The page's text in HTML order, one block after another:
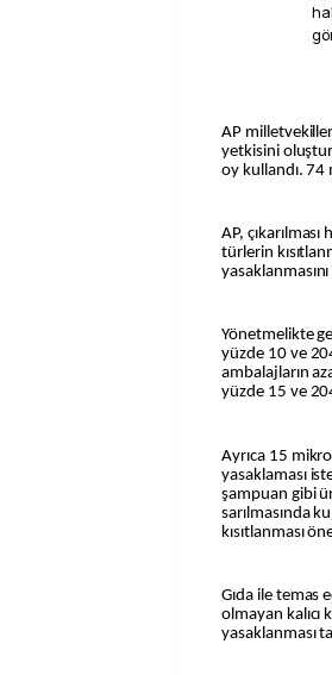
AP
yetkisini
oy kullandı. 74
AP,
türlerin
Yönetmelikte
yüzde 10 ve
ambalajların
yüzde 15 ve
Ayrıca 15
yasaklaması
şampuan gibi
sarılmasında
kısıtlanması
Gıda ile temas
olmayan kalıcı
yasaklanması